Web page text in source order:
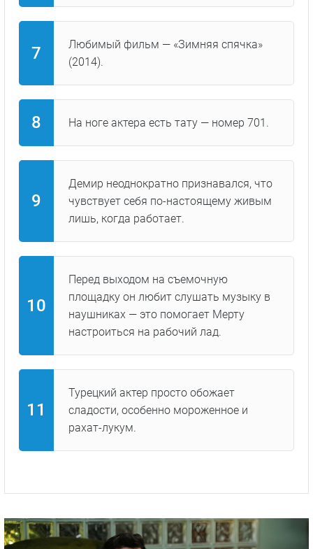
Любимый фильм — «Зимняя спячка»
(2014).
На ноге актера есть тату — номер 701.
Демир неоднократно признавался, что
чувствует себя по-настоящему живым
лишь, когда работает.
Перед выходом на съемочную
площадку он любит слушать музыку в
наушниках — это помогает Мерту
настроиться на рабочий лад.
Турецкий актер просто обожает
сладости, особенно мороженное и
рахат-лукум.